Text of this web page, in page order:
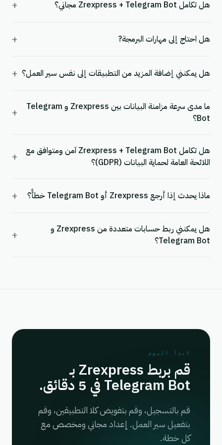
هل تكامل Zrexpress + Telegram Bot مجاني؟ +
هل احتاج إلى مهارات البرمجة? +
هل يمكنني إضافة المزيد من التطبيقات إلى نفس سير العمل؟ +
ما مدى سرعة مزامنة البيانات بين Zrexpress و Telegram
Bot؟
+
هل تكامل Zrexpress + Telegram Bot آمن ومتوافق مع
اللائحة العامة لحماية البيانات (GDPR)؟
+
ماذا يحدث إذا أرجع Zrexpress أو Telegram Bot خطأً؟ +
هل يمكنني ربط حسابات متعددة من Zrexpress و
Telegram Bot؟
+
ابدأ اليوم
قم بربط Zrexpress بـ
Telegram Bot في 5 دقائق.
قم بالتسجيل، وقم بتفويض كلا التطبيقين، وقم
بتفعيل سير العمل. إعداد مجاني ومخصص مع
كل خطة.